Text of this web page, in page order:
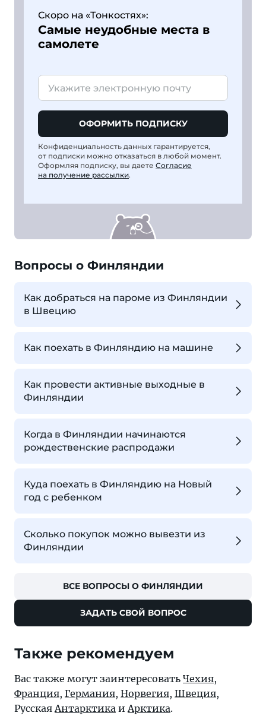
Скоро на «Тонкостях»:
Самые неудобные места в
самолете
ОФОРМИТЬ ПОДПИСКУ
Конфиденциальность данных гарантируется,
от подписки можно отказаться в любой момент.
Оформляя подписку, вы даете Согласие
на получение рассылки.
Вопросы о Финляндии
Как добраться на пароме из Финляндии
в Швецию
Как поехать в Финляндию на машине
Как провести активные выходные в
Финляндии
Когда в Финляндии начинаются
рождественские распродажи
Куда поехать в Финляндию на Новый
год с ребенком
Сколько покупок можно вывезти из
Финляндии
ВСЕ ВОПРОСЫ О ФИНЛЯНДИИ
ЗАДАТЬ СВОЙ ВОПРОС
Также рекомендуем
Вас также могут заинтересовать Чехия,
Франция, Германия, Норвегия, Швеция,
РусскаяАнтарктика иАрктика.